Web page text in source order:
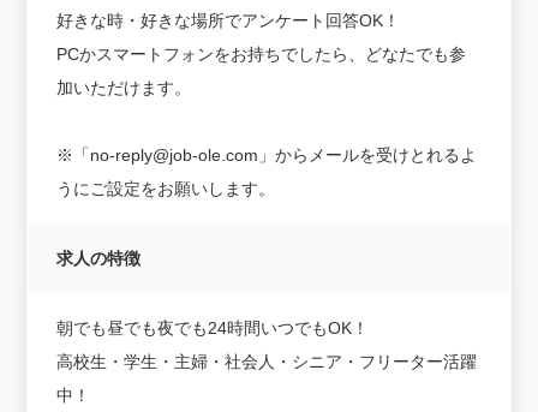
好きな時・好きな場所でアンケート回答OK！
PCかスマートフォンをお持ちでしたら、どなたでも参
加いただけます。
※「no-reply@job-ole.com」からメールを受けとれるよ
うにご設定をお願いします。
求人の特徴
朝でも昼でも夜でも24時間いつでもOK！
高校生・学生・主婦・社会人・シニア・フリーター活躍
中！